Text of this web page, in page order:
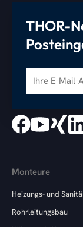
THOR-
Monteure
Heizungs- und
Rohrleitungsbau